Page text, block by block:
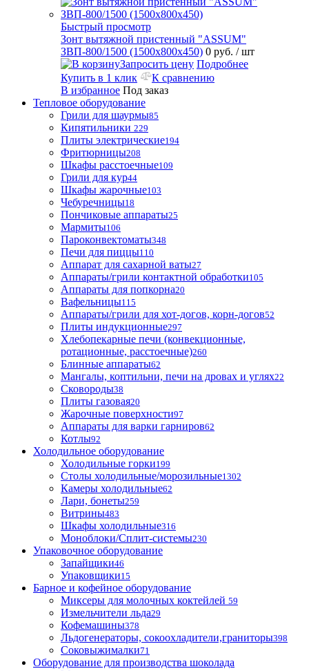
Быстрый просмотр
Зонт вытяжной пристенный "ASSUM"
ЗВП-800/1500 (1500х800х450) 0 руб. / шт
Запросить цену Подробнее
Купить в 1 клик
К сравнению
В избранное Под заказ
Тепловое оборудование
Грили для шаурмы85
Кипятильники 229
Плиты электрические194
Фритюрницы208
Шкафы расстоечные109
Грили для кур44
Шкафы жарочные103
Чебуречницы18
Пончиковые аппараты25
Мармиты106
Пароконвектоматы348
Печи для пиццы110
Аппарат для сахарной ваты27
Аппараты/грили контактной обработки105
Аппараты для попкорна20
Вафельницы115
Аппараты/грили для хот-догов, корн-догов52
Плиты индукционные297
Хлебопекарные печи (конвекционные,
ротационные, расстоечные)260
Блинные аппараты62
Мангалы, коптильни, печи на дровах и углях22
Сковороды38
Плиты газовая20
Жарочные поверхности97
Аппараты для варки гарниров62
Котлы92
Холодильное оборудование
Холодильные горки199
Столы холодильные/морозильные1302
Камеры холодильные62
Лари, бонеты259
Витрины483
Шкафы холодильные316
Моноблоки/Сплит-системы230
Упаковочное оборудование
Запайщики46
Упаковщики15
Барное и кофейное оборудование
Миксеры для молочных коктейлей 59
Измельчители льда29
Кофемашины378
Льдогенераторы, сокоохладители,граниторы398
Соковыжималки71
Оборудование для производства шоколада